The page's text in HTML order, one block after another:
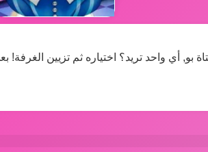
أي واحد تريد؟ اختياره ثم تزيين الغرفة!